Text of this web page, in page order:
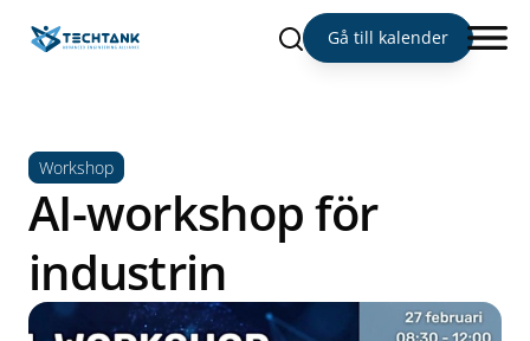
Sök Gå till kalender
Workshop
AI-workshop för
industrin